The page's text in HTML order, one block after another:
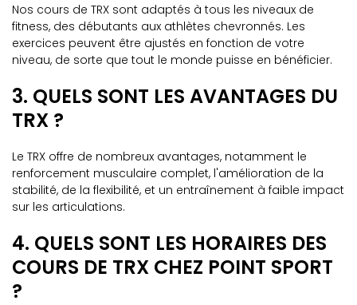
Nos cours de TRX sont adaptés à tous les niveaux de
fitness, des débutants aux athlètes chevronnés. Les
exercices peuvent être ajustés en fonction de votre
niveau, de sorte que tout le monde puisse en bénéficier.
3. QUELS SONT LES AVANTAGES DU
TRX ?
Le TRX offre de nombreux avantages, notamment le
renforcement musculaire complet, l'amélioration de la
stabilité, de la flexibilité, et un entraînement à faible impact
sur les articulations.
4. QUELS SONT LES HORAIRES DES
COURS DE TRX CHEZ POINT SPORT
?